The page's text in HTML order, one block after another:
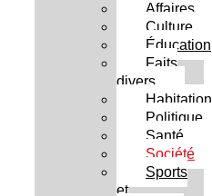
Affaires
Culture
Éducation
Faits
divers
Habitation
Politique
Santé
Société
Sports
et